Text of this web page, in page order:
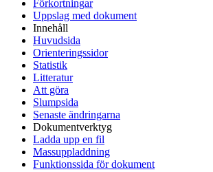
Förkortningar
Uppslag med dokument
Innehåll
Huvudsida
Orienteringssidor
Statistik
Litteratur
Att göra
Slumpsida
Senaste ändringarna
Dokumentverktyg
Ladda upp en fil
Massuppladdning
Funktionssida för dokument